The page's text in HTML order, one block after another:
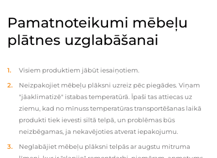
Pamatnoteikumi mēbeļu
plātnes uzglabāšanai
Visiem produktiem jābūt iesaiņotiem.
Neizpakojiet mēbeļu plāksni uzreiz pēc piegādes. Viņam
"jāaklimatizē" istabas temperatūrā. Īpaši tas attiecas uz
ziemu, kad no mīnuss temperatūras transportēšanas laikā
produkti tiek ievesti siltā telpā, un problēmas būs
neizbēgamas, ja nekavējoties atverat iepakojumu.
Neglabājiet mēbeļu plāksni telpās ar augstu mitruma